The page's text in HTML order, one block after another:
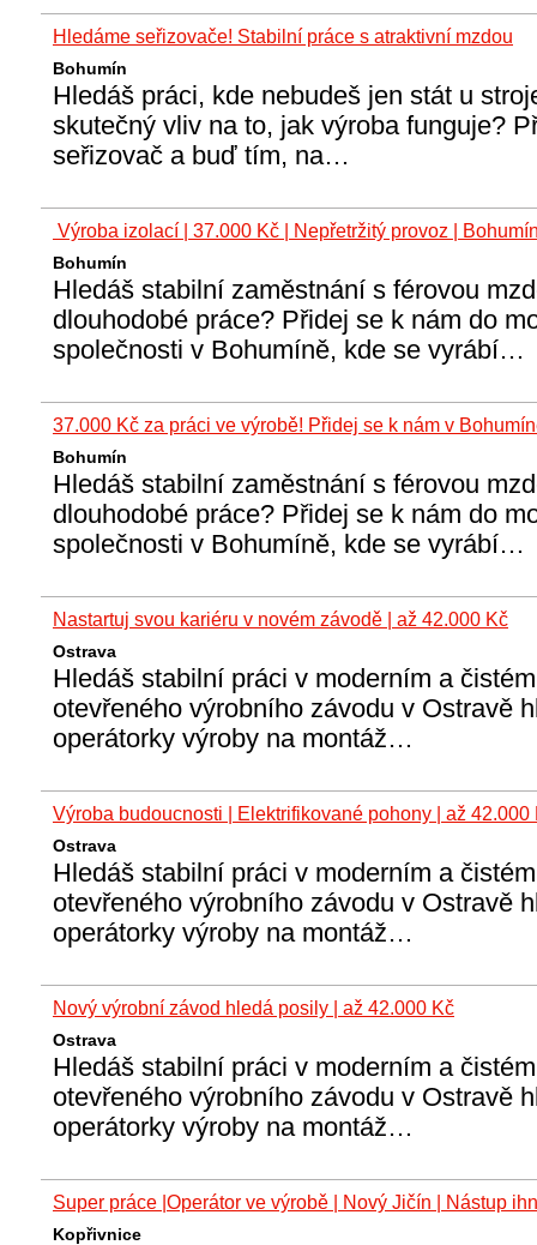
Hledáme seřizovače! Stabilní práce s atraktivní mzdou
Bohumín
Hledáš práci, kde nebudeš jen stát u
skutečný vliv na to, jak výroba funguje?
seřizovač a buď tím, na…
Výroba izolací | 37.000 Kč | Nepřetržitý provoz |
Bohumín
Hledáš stabilní zaměstnání s férovou
dlouhodobé práce? Přidej se k nám do
společnosti v Bohumíně, kde se vyrábí…
37.000 Kč za práci ve výrobě! Přidej se k nám v
Bohumín
Hledáš stabilní zaměstnání s férovou
dlouhodobé práce? Přidej se k nám do
společnosti v Bohumíně, kde se vyrábí…
Nastartuj svou kariéru v novém závodě | až 42.000 Kč
Ostrava
Hledáš stabilní práci v moderním a
otevřeného výrobního závodu v Ostravě
operátorky výroby na montáž…
Výroba budoucnosti | Elektrifikované pohony | až 42.000
Ostrava
Hledáš stabilní práci v moderním a
otevřeného výrobního závodu v Ostravě
operátorky výroby na montáž…
Nový výrobní závod hledá posily | až 42.000 Kč
Ostrava
Hledáš stabilní práci v moderním a
otevřeného výrobního závodu v Ostravě
operátorky výroby na montáž…
Super práce |Operátor ve výrobě | Nový Jičín | Nástup
Kopřivnice